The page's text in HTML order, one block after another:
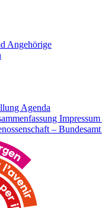
Angehörige
Agenda
Impressum